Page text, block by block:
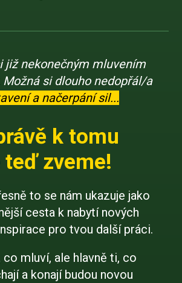
již nekonečným mluvením
Možná si dlouho nedopřál/a
a načerpání sil...
k tomu
teď zveme!
to se nám ukazuje jako
cesta k nabytí nových
pro tvou další práci.
co mluví, ale hlavně ti, co
a konají budou novou